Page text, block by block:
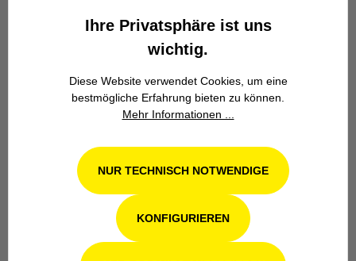
Familienbetrieb
Wir stehen seit über 100 Jahren als
Kompetenz, Innovation und
Zuverlässigkeit.
Werkstatt in Odenthal / Köln
Ihre Privatsphäre ist uns
wichtig.
Diese Website verwendet Cookies, um eine
bestmögliche Erfahrung bieten zu können.
Mehr Informationen ...
NUR TECHNISCH NOTWENDIGE
KONFIGURIEREN